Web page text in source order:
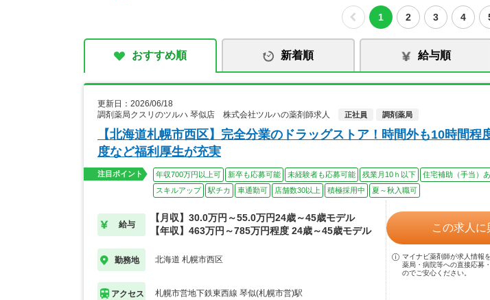
1 2 3 4
おすすめ順 新着順 給与順
更新日：2026/06/18
調剤薬局クスリのツルハ 琴似店 株式会社ツルハの薬剤師求人
正社員 調剤薬局
【北海道札幌市西区】完全分業のドラッグストア！時間外も10時間程
度など福利厚生が充実
注目ポイント 年収700万円以上可 新卒も応募可能 未経験者も応募可能 残業月10ｈ以下 住宅補助（手当）
スキルアップ
駅チカ 車通勤可 店舗数30以上 積極採用中 夏～秋入職可
給与
【月収】30.0万円～55.0万円24歳～45歳モデル
【年収】463万円～785万円程度 24歳～45歳モデル
勤務地 北海道 札幌市西区
アクセス 札幌市営地下鉄東西線 琴似(札幌市営)駅
この求人に
マイナビ薬剤師が求人情報
薬局・病院等への直接応募
のでご安心ください。